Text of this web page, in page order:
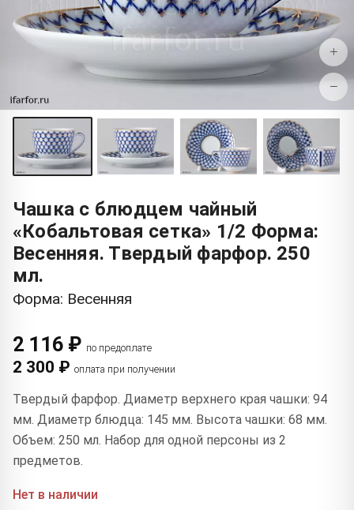
+
−
Чашка с блюдцем чайный
«Кобальтовая сетка» 1/2 Форма:
Весенняя. Твердый фарфор. 250
мл.
Форма: Весенняя
2 116 ₽ по предоплате
2 300 ₽ оплата при получении
Твердый фарфор. Диаметр верхнего края чашки: 94
мм. Диаметр блюдца: 145 мм. Высота чашки: 68 мм.
Объем: 250 мл. Набор для одной персоны из 2
предметов.
Нет в наличии